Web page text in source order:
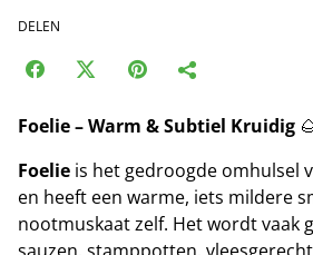
DELEN
Foelie – Warm & Subtiel Kruidig
Foelie is het gedroogde omhulsel
en heeft een warme, iets mildere
nootmuskaat zelf. Het wordt vaak